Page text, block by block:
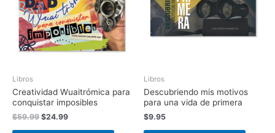
Libros
Creatividad Wuaitrómica para
conquistar imposibles
$59.99 $24.99
Libros
Descubriendo mis motivos
para una vida de primera
$9.95